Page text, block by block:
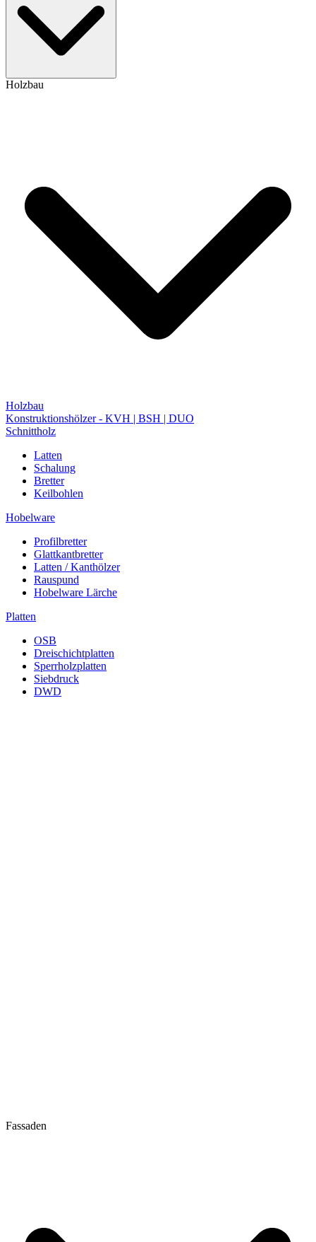
Holzbau
Holzbau
Konstruktionshölzer - KVH | BSH | DUO
Schnittholz
Latten
Schalung
Bretter
Keilbohlen
Hobelware
Profilbretter
Glattkantbretter
Latten / Kanthölzer
Rauspund
Hobelware Lärche
Platten
OSB
Dreischichtplatten
Sperrholzplatten
Siebdruck
DWD
Fassaden